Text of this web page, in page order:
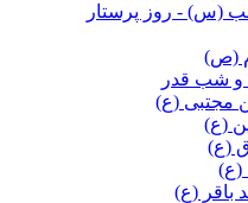
(س) - روز پرستار
(ص)
و شب قدر
مجتبی (ع)
(ع)
(ع)
(ع)
باقر (ع)